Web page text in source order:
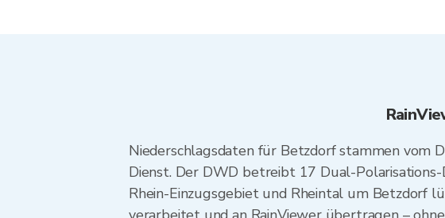
Niederschlagsdaten für Betzdorf stammen vom
Dienst. Der DWD betreibt 17 Dual-
Rhein-Einzugsgebiet und Rheintal um Betzdorf